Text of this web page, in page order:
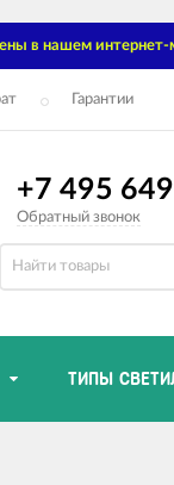
в нашем интернет-
Гарантии
+7 495
Обратный звонок
ТИПЫ